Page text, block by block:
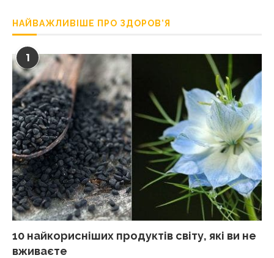
НАЙВАЖЛИВІШЕ ПРО ЗДОРОВ’Я
1
10 найкорисніших продуктів світу, які ви не
вживаєте